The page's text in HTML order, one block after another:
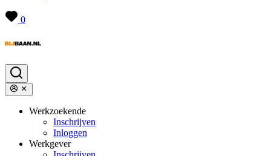
0
Werkzoekende
Inschrijven
Inloggen
Werkgever